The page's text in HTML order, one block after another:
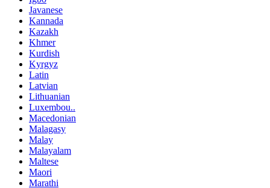
Javanese
Kannada
Kazakh
Khmer
Kurdish
Kyrgyz
Latin
Latvian
Lithuanian
Luxembou..
Macedonian
Malagasy
Malay
Malayalam
Maltese
Maori
Marathi